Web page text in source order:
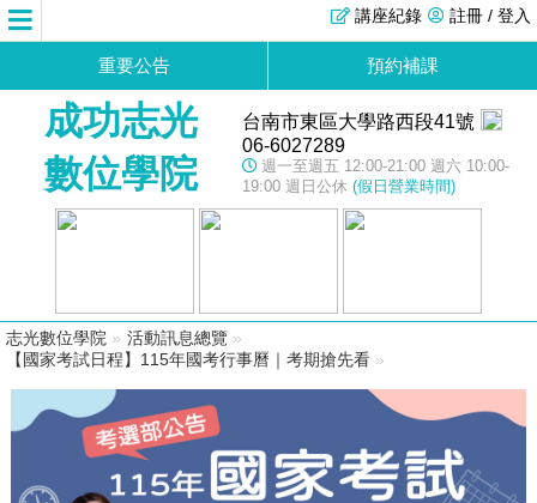
註冊 / 登入
講座紀錄
重要公告 預約補課
成功志光
數位學院
台南市東區大學路西段41號
06-6027289
週一至週五 12:00-21:00 週六 10:00-
19:00 週日公休 (假日營業時間)
志光數位學院 » 活動訊息總覽 »
【國家考試日程】115年國考行事曆｜考期搶先看 »